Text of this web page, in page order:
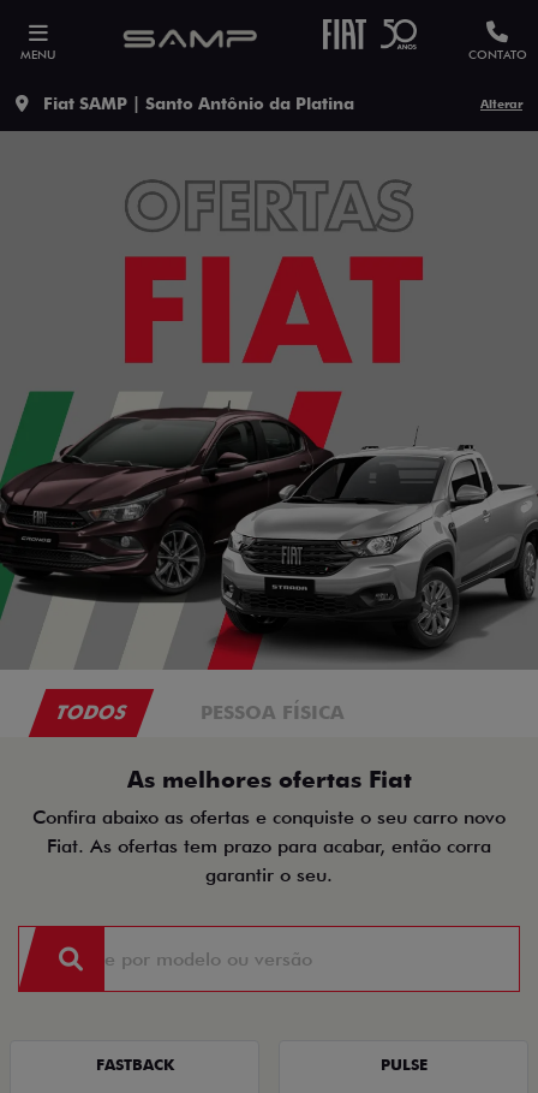
MENU CONTATO
Fiat SAMP | Santo Antônio da Platina Alterar
TODOS PESSOA FÍSICA
As melhores ofertas Fiat
Confira abaixo as ofertas e conquiste o seu carro novo
Fiat. As ofertas tem prazo para acabar, então corra
garantir o seu.
FASTBACK PULSE